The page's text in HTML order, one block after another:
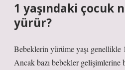
1 yaşındaki çocuk
yürür?
Bebeklerin yürüme yaşı genellikle
Ancak bazı bebekler gelişimlerine